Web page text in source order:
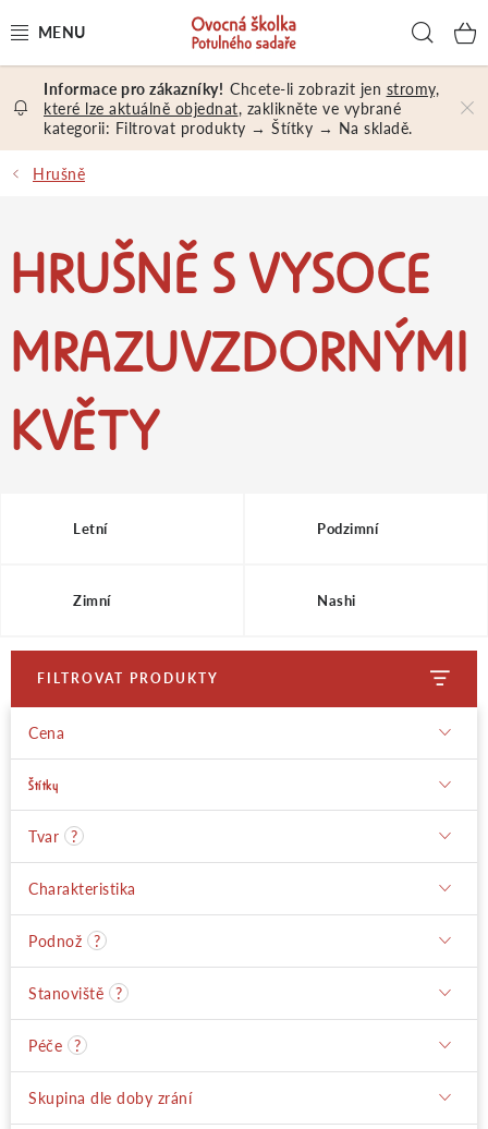
na
OVOCNÉ STROMY A KEŘE
NÁŘADÍ A MATERIÁL
PORADENSTVÍ
PRODEJNA
Jak nakupovat Prodejna
Moje objednávka
Chcete-li zobrazit jen stromy,
které lze aktuálně objednat, zaklikněte ve vybrané
kategorii: Filtrovat produkty → Štítky → Na skladě.
Hrušně
HRUŠNĚ S VYSOCE
MRAZUVZDORNÝMI
KVĚTY
Letní Podzimní
Zimní Nashi
FILTROVAT PRODUKTY
Cena
Štítky
Tvar ?
Charakteristika
Podnož ?
Stanoviště ?
Péče ?
Skupina dle doby zrání